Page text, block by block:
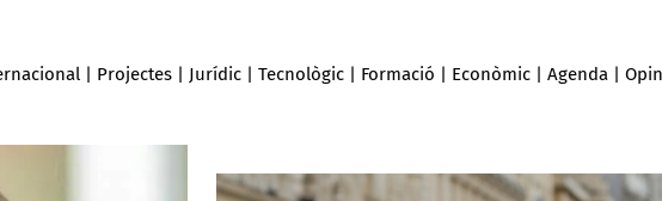
| Projectes | Jurídic | Tecnològic | Formació | Econòmic | Agenda |